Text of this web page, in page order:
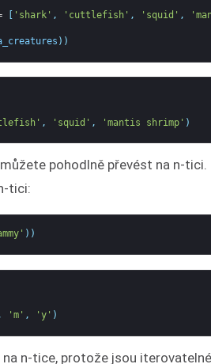
[ 'shark' , 'cuttlefish' , 'squid' ,
) )
, 'squid' , 'mantis shrimp' )
pohodlně převést na n-tici.
tici:
) )
'm' , 'y' )
n-tice, protože jsou